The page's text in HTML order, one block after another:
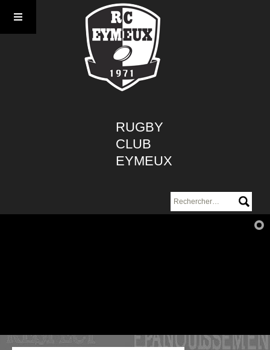
RUGBY
CLUB
EYMEUX
Rechercher :
contenu